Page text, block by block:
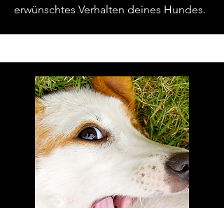
erwünschtes Verhalten deines Hundes.